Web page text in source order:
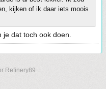
kijken of ik daar iets moois
dat toch ook doen.
Refinery89